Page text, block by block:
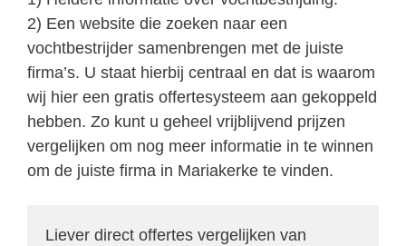
2) Een website die zoeken naar een
vochtbestrijder samenbrengen met de juiste
firma’s. U staat hierbij centraal en dat is waarom
wij hier een gratis offertesysteem aan gekoppeld
hebben. Zo kunt u geheel vrijblijvend prijzen
vergelijken om nog meer informatie in te winnen
om de juiste firma in Mariakerke te vinden.
Liever direct offertes vergelijken van